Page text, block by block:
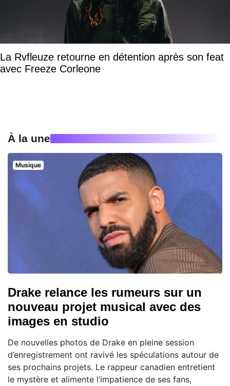
La Rvfleuze retourne en détention après son feat
avec Freeze Corleone
À la une
Musique
Drake relance les rumeurs sur un
nouveau projet musical avec des
images en studio
De nouvelles photos de Drake en pleine session
d’enregistrement ont ravivé les spéculations autour de
ses prochains projets. Le rappeur canadien entretient
le mystère et alimente l’impatience de ses fans,